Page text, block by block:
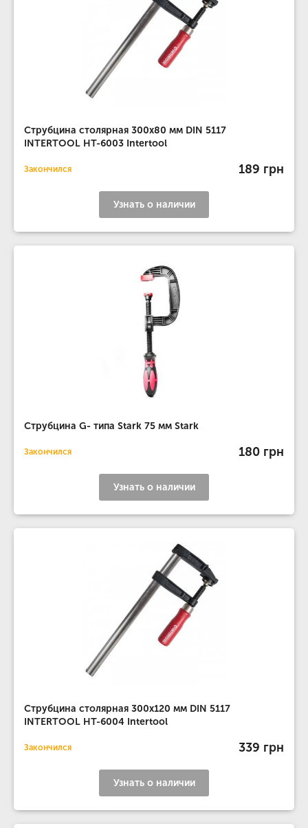
Струбцина столярная 300x80 мм DIN 5117
INTERTOOL HT-6003 Intertool
Закончился 189 грн
Узнать о наличии
Струбцина G- типа Stark 75 мм Stark
Закончился 180 грн
Узнать о наличии
Струбцина столярная 300x120 мм DIN 5117
INTERTOOL HT-6004 Intertool
Закончился 339 грн
Узнать о наличии